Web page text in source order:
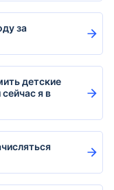
за
детские
я в